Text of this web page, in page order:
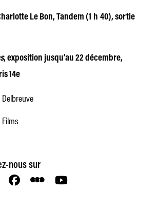
Le Bon, Tandem (1 h 40), sortie
, exposition jusqu’au 22 décembre,
14e
nous sur